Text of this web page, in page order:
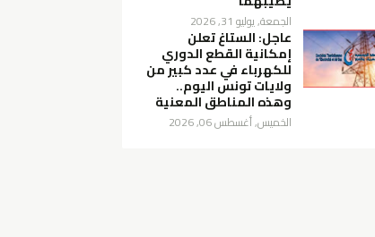
الجمعة, يوليو 31, 2026
عاجل: الستاغ تعلن
إمكانية القطع الدوري
للكهرباء في عدد كبير من
ولايات تونس اليوم..
وهذه المناطق المعنية
الخميس, أغسطس 06, 2026